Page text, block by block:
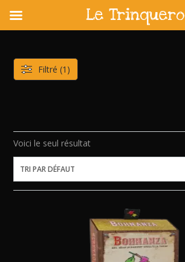
content
Voici le seul résultat
Filtré (1)
Le Trinquero